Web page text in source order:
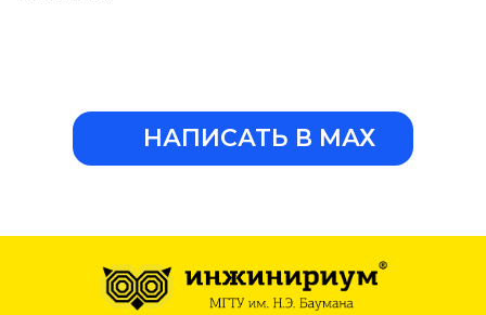
НАПИСАТЬ В МАХ